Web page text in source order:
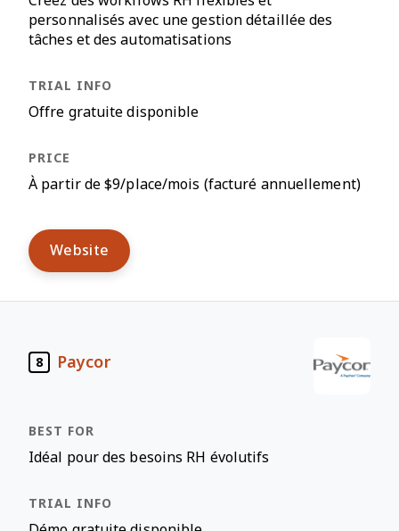
personnalisés avec une gestion détaillée des
tâches et des automatisations
Offre gratuite disponible
À partir de $9/place/mois (facturé annuellement)
Website
8 Paycor
Idéal pour des besoins RH évolutifs